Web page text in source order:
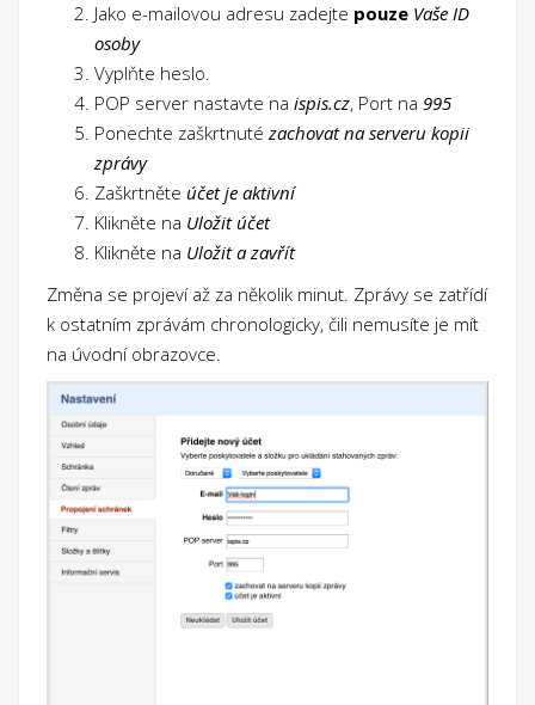
Jako e-mailovou adresu zadejte pouze Vaše ID
osoby
Vyplňte heslo.
POP server nastavte na ispis.cz, Port na 995
Ponechte zaškrtnutézachovat na serveru kopii
zprávy
Zaškrtněte účet je aktivní
Klikněte na Uložit účet
Klikněte na Uložit a zavřít
Změna se projeví až za několik minut. Zprávy se zatřídí
k ostatním zprávám chronologicky, čili nemusíte je mít
na úvodní obrazovce.